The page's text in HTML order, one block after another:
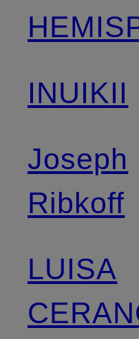
INUIKII
Joseph
Ribkoff
LUISA